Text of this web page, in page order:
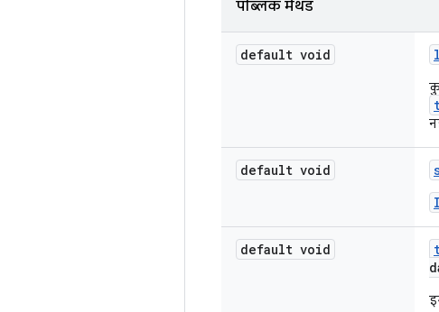
पब्लिक मेथड
default void
default void
default void